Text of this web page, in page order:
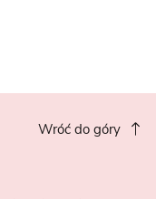
Wróć do góry